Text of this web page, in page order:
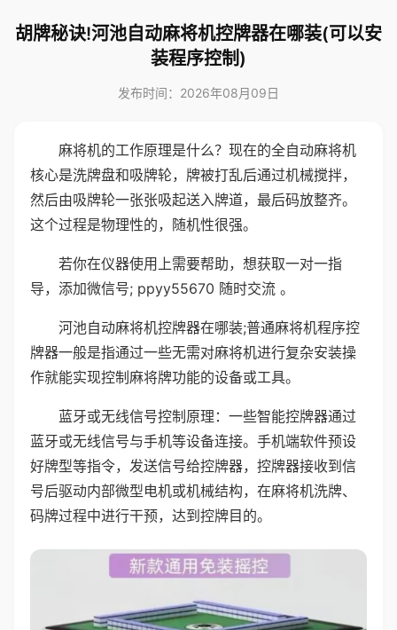
胡牌秘诀!河池自动麻将机控牌器在哪装(可以安
装程序控制)
发布时间：2026年08月09日
麻将机的工作原理是什么？现在的全自动麻将机
核心是洗牌盘和吸牌轮，牌被打乱后通过机械搅拌，
然后由吸牌轮一张张吸起送入牌道，最后码放整齐。
这个过程是物理性的，随机性很强。
若你在仪器使用上需要帮助，想获取一对一指
导，添加微信号; ppyy55670 随时交流 。
河池自动麻将机控牌器在哪装;普通麻将机程序控
牌器一般是指通过一些无需对麻将机进行复杂安装操
作就能实现控制麻将牌功能的设备或工具。
蓝牙或无线信号控制原理：一些智能控牌器通过
蓝牙或无线信号与手机等设备连接。手机端软件预设
好牌型等指令，发送信号给控牌器，控牌器接收到信
号后驱动内部微型电机或机械结构，在麻将机洗牌、
码牌过程中进行干预，达到控牌目的。